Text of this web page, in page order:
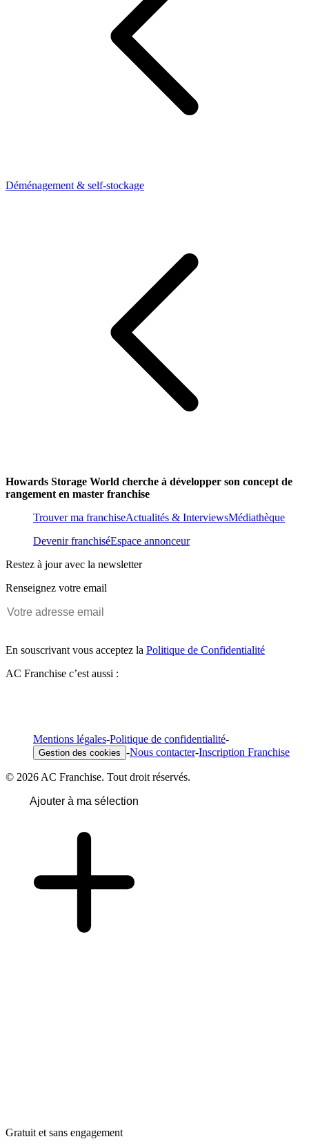
Déménagement & self-stockage
Howards Storage World cherche à développer son concept de
rangement en master franchise
Trouver ma franchiseActualités & InterviewsMédiathèque
Devenir franchiséEspace annonceur
Restez à jour avec la newsletter
Renseignez votre email
En souscrivant vous acceptez la Politique de Confidentialité
AC Franchise c’est aussi :
Mentions légales-Politique de confidentialité-
Gestion des cookies -Nous contacter-Inscription Franchise
© 2026 AC Franchise. Tout droit réservés.
Ajouter à ma sélection
Gratuit et sans engagement